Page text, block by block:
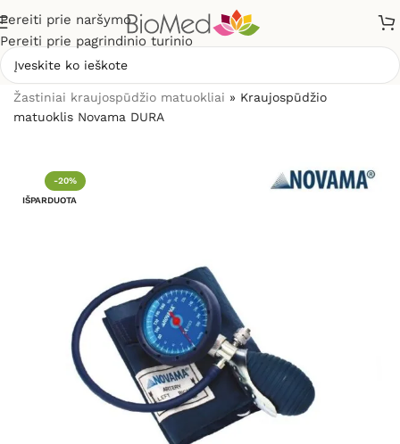
Pereiti prie naršymo
Pereiti prie pagrindinio turinio
Žastiniai kraujospūdžio matuokliai » Kraujospūdžio
matuoklis Novama DURA
-20%
IŠPARDUOTA